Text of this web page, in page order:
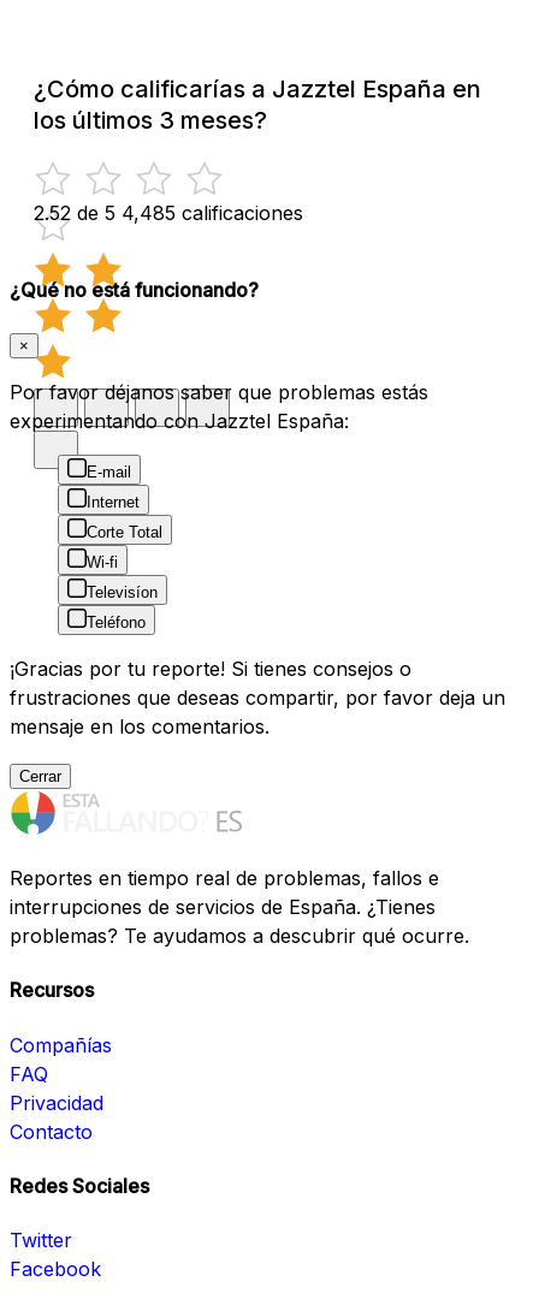
¿Cómo calificarías a Jazztel España en
los últimos 3 meses?
2.52 de 5 4,485 calificaciones
¿Qué no está funcionando?
×
Por favor déjanos saber que problemas estás
experimentando con Jazztel España:
E-mail
Internet
Corte Total
Wi-fi
Televisíon
Teléfono
¡Gracias por tu reporte! Si tienes consejos o
frustraciones que deseas compartir, por favor deja un
mensaje en los comentarios.
Cerrar
Reportes en tiempo real de problemas, fallos e
interrupciones de servicios de España. ¿Tienes
problemas? Te ayudamos a descubrir qué ocurre.
Recursos
Compañías
FAQ
Privacidad
Contacto
Redes Sociales
Twitter
Facebook